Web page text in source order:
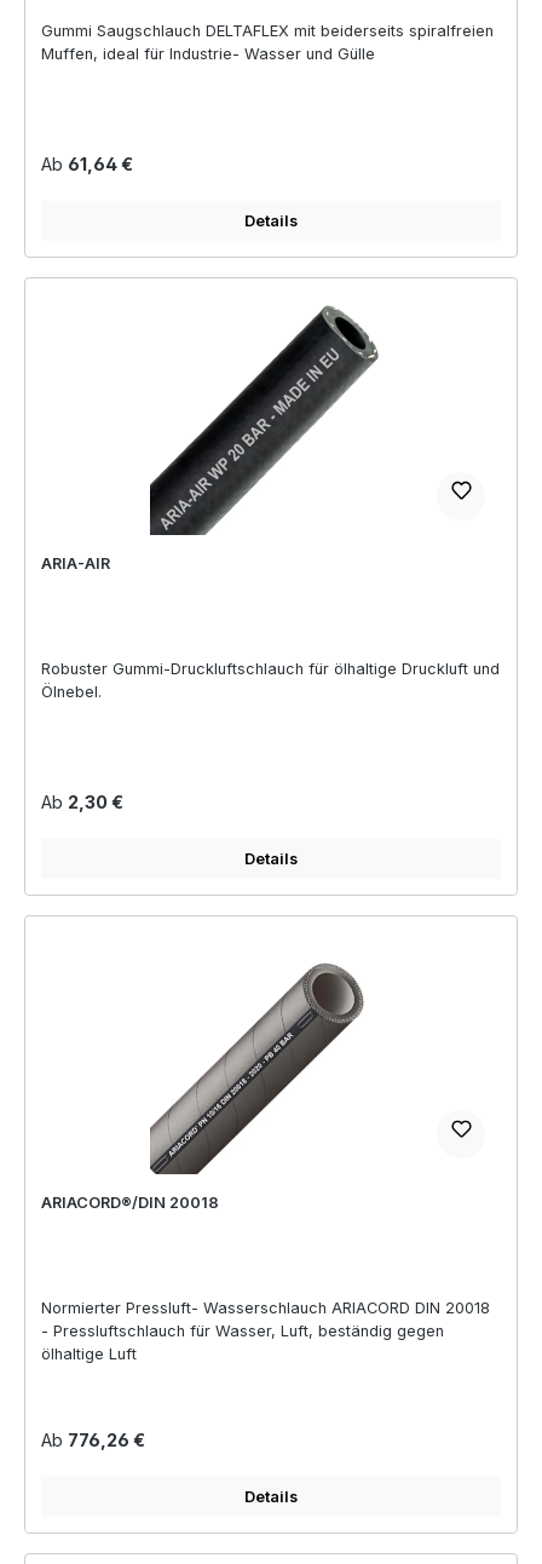
Gummi Saugschlauch DELTAFLEX mit beiderseits spiralfreien
Muffen, ideal für Industrie- Wasser und Gülle
Regulärer Preis:
Ab 61,64 €
Details
ARIA-AIR
Robuster Gummi-Druckluftschlauch für ölhaltige Druckluft und
Ölnebel.
Regulärer Preis:
Ab 2,30 €
Details
ARIACORD®/DIN 20018
Normierter Pressluft- Wasserschlauch ARIACORD DIN 20018
- Pressluftschlauch für Wasser, Luft, beständig gegen
ölhaltige Luft
Regulärer Preis:
Ab 776,26 €
Details